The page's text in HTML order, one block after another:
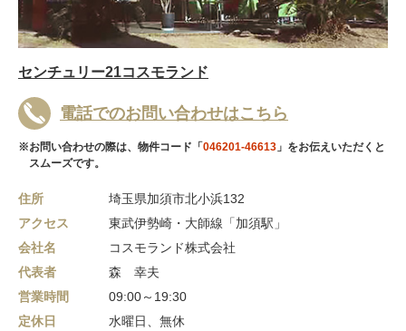
センチュリー21コスモランド
電話でのお問い合わせはこちら
※お問い合わせの際は、物件コード「046201-46613 」をお伝えいただくと
スムーズです。
住所
埼玉県加須市北小浜132
アクセス
東武伊勢崎・大師線「加須駅」
会社名
コスモランド株式会社
代表者
森 幸夫
営業時間
09:00～19:30
定休日
水曜日、無休